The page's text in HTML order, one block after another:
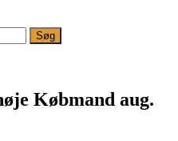
Købmand aug.